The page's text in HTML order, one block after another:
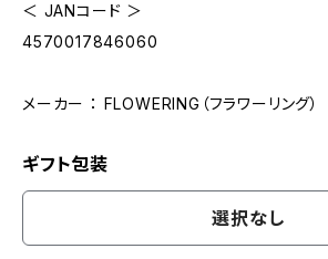
＜ JANコード ＞
4570017846060
メーカー ： FLOWERING（フラワーリング）
ギフト包装
選択なし